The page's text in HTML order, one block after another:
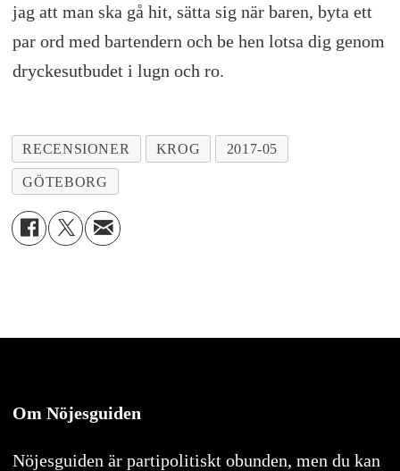
jag att man ska gå hit, sätta sig när baren, byta ett
par ord med bartendern och be hen lotsa dig genom
dryckesutbudet i lugn och ro.
RECENSIONER KROG 2017-05
GÖTEBORG
Om Nöjesguiden
Nöjesguiden är partipolitiskt obunden, men du kan